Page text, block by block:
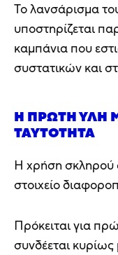
Το λανσάρισμα
υποστηρίζεται
καμπάνια που
συστατικών και
Η ΠΡΏΤΗ ΎΛΗ
ΤΑΥΤΌΤΗΤΑ
Η χρήση σκληρού
στοιχείο
Πρόκειται για
συνδέεται